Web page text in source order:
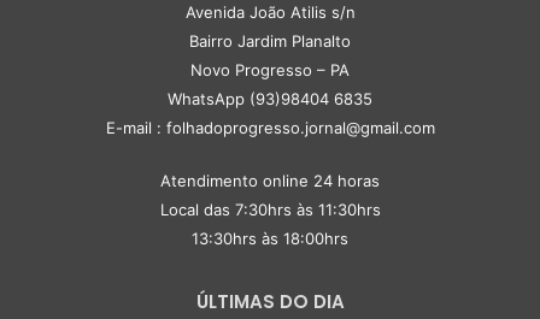
Avenida João Atilis s/n
Bairro Jardim Planalto
Novo Progresso – PA
WhatsApp (93)98404 6835
E-mail : folhadoprogresso.jornal@gmail.com
Atendimento online 24 horas
Local das 7:30hrs às 11:30hrs
13:30hrs às 18:00hrs
ÚLTIMAS DO DIA